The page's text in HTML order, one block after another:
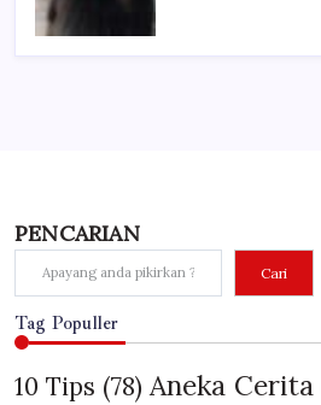
PENCARIAN
Cari
Tag Populler
10 Tips (78) Aneka Cerita